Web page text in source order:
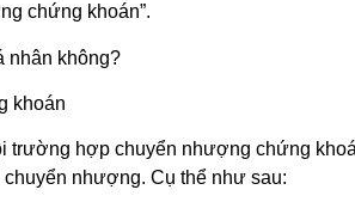
chứng khoán”.
nhân không?
khoán
hợp chuyển nhượng chứng
nhượng. Cụ thể như sau: